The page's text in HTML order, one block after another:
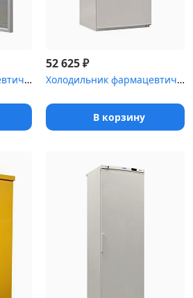
Холодильник фармацевтический Pozis ХФД-280(ТС) с тонированными дв...
52 625₽
Холодильник фармацевтический Pozis ХЛ-250
В корзину